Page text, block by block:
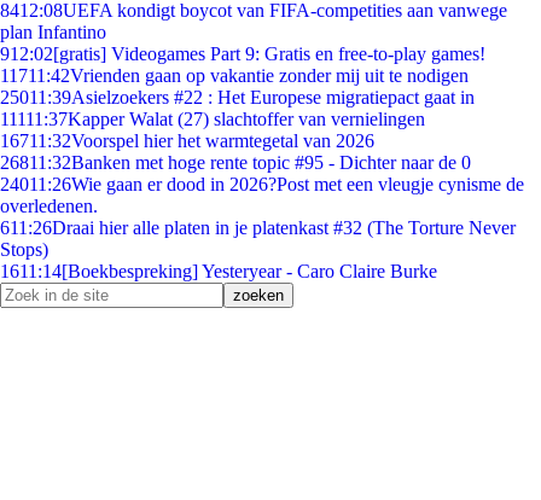
8412:08UEFA kondigt boycot van FIFA-competities aan vanwege
plan Infantino
912:02[gratis] Videogames Part 9: Gratis en free-to-play games!
11711:42Vrienden gaan op vakantie zonder mij uit te nodigen
25011:39Asielzoekers #22 : Het Europese migratiepact gaat in
11111:37Kapper Walat (27) slachtoffer van vernielingen
16711:32Voorspel hier het warmtegetal van 2026
26811:32Banken met hoge rente topic #95 - Dichter naar de 0
24011:26Wie gaan er dood in 2026?Post met een vleugje cynisme de
overledenen.
611:26Draai hier alle platen in je platenkast #32 (The Torture Never
Stops)
1611:14[Boekbespreking] Yesteryear - Caro Claire Burke